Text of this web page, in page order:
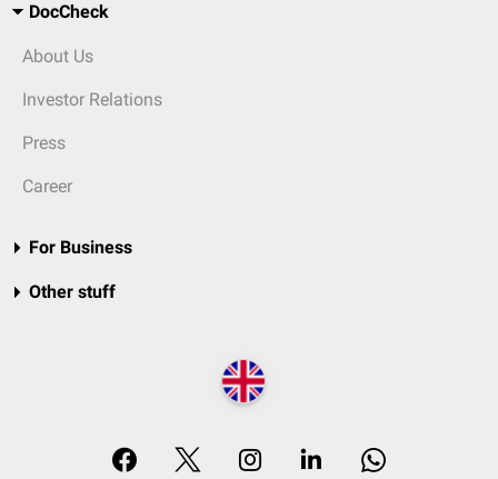
DocCheck
About Us
Investor Relations
Press
Career
For Business
Other stuff